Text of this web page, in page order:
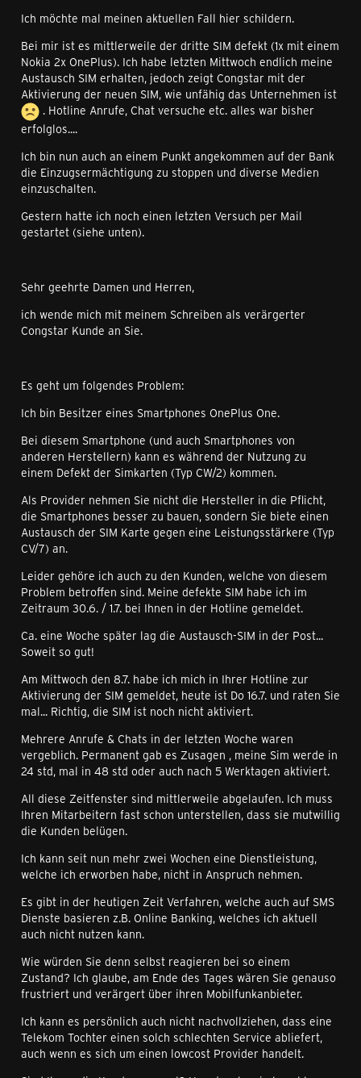
Ich möchte mal meinen aktuellen Fall hier schildern.
Bei mir ist es mittlerweile der dritte SIM defekt (1x mit einem
Nokia 2x OnePlus). Ich habe letzten Mittwoch endlich meine
Austausch SIM erhalten, jedoch zeigt Congstar mit der
Aktivierung der neuen SIM, wie unfähig das Unternehmen ist
. Hotline Anrufe, Chat versuche etc. alles war bisher
erfolglos....
Ich bin nun auch an einem Punkt angekommen auf der Bank
die Einzugsermächtigung zu stoppen und diverse Medien
einzuschalten.
Gestern hatte ich noch einen letzten Versuch per Mail
gestartet (siehe unten).
Sehr geehrte Damen und Herren,
ich wende mich mit meinem Schreiben als verärgerter
Congstar Kunde an Sie.
Es geht um folgendes Problem:
Ich bin Besitzer eines Smartphones OnePlus One.
Bei diesem Smartphone (und auch Smartphones von
anderen Herstellern) kann es während der Nutzung zu
einem Defekt der Simkarten (Typ CW/2) kommen.
Als Provider nehmen Sie nicht die Hersteller in die Pflicht,
die Smartphones besser zu bauen, sondern Sie biete einen
Austausch der SIM Karte gegen eine Leistungsstärkere (Typ
CV/7) an.
Leider gehöre ich auch zu den Kunden, welche von diesem
Problem betroffen sind. Meine defekte SIM habe ich im
Zeitraum 30.6. / 1.7. bei Ihnen in der Hotline gemeldet.
Ca. eine Woche später lag die Austausch-SIM in der Post...
Soweit so gut!
Am Mittwoch den 8.7. habe ich mich in Ihrer Hotline zur
Aktivierung der SIM gemeldet, heute ist Do 16.7. und raten Sie
mal... Richtig, die SIM ist noch nicht aktiviert.
Mehrere Anrufe & Chats in der letzten Woche waren
vergeblich. Permanent gab es Zusagen , meine Sim werde in
24 std, mal in 48 std oder auch nach 5 Werktagen aktiviert.
All diese Zeitfenster sind mittlerweile abgelaufen. Ich muss
Ihren Mitarbeitern fast schon unterstellen, dass sie mutwillig
die Kunden belügen.
Ich kann seit nun mehr zwei Wochen eine Dienstleistung,
welche ich erworben habe, nicht in Anspruch nehmen.
Es gibt in der heutigen Zeit Verfahren, welche auch auf SMS
Dienste basieren z.B. Online Banking, welches ich aktuell
auch nicht nutzen kann.
Wie würden Sie denn selbst reagieren bei so einem
Zustand? Ich glaube, am Ende des Tages wären Sie genauso
frustriert und verärgert über ihren Mobilfunkanbieter.
Ich kann es persönlich auch nicht nachvollziehen, dass eine
Telekom Tochter einen solch schlechten Service abliefert,
auch wenn es sich um einen lowcost Provider handelt.